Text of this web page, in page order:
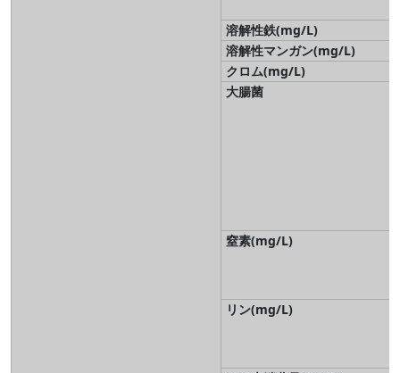
溶解性鉄(mg/L)
溶解性マンガン(mg/L)
クロム(mg/L)
大腸菌
窒素(mg/L)
リン(mg/L)